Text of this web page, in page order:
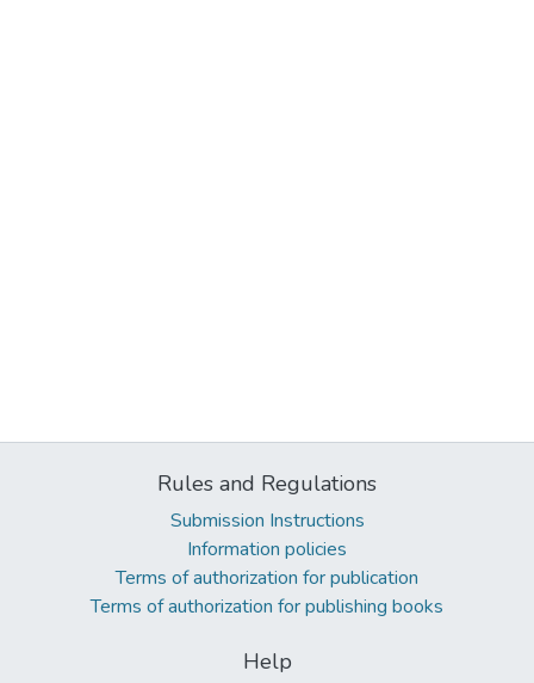
Rules and Regulations
Submission Instructions
Information policies
Terms of authorization for publication
Terms of authorization for publishing books
Help